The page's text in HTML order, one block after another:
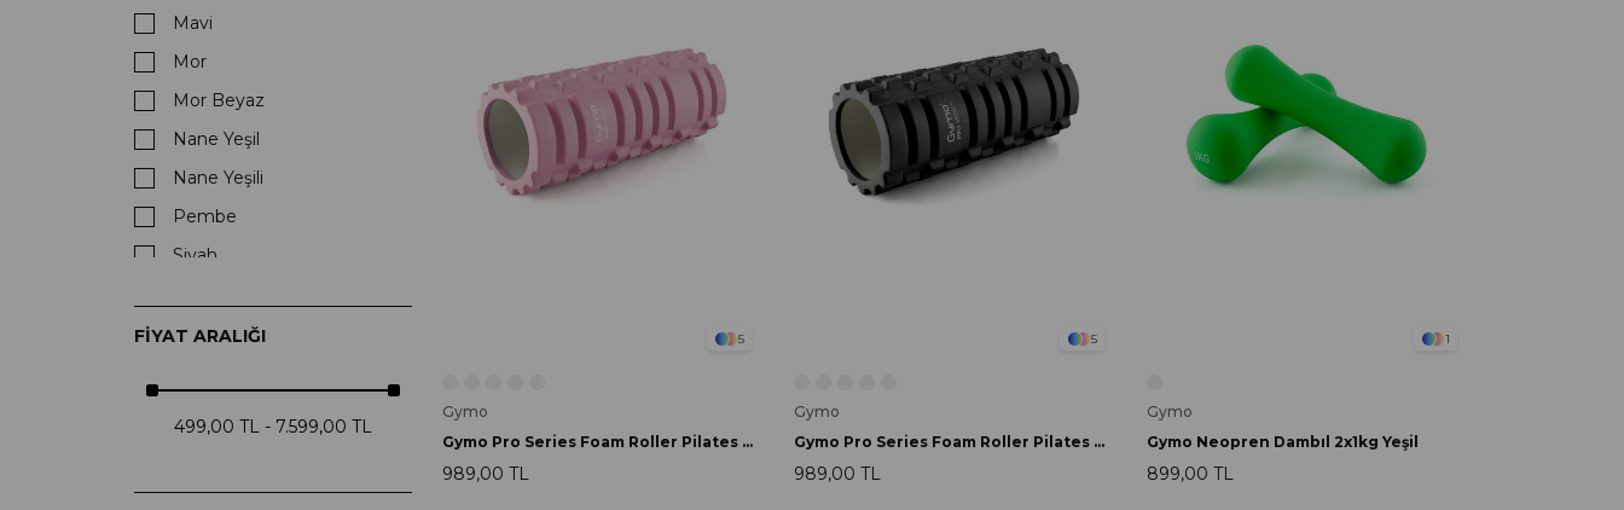
Mavi
Mor
Mor Beyaz
Nane Yeşil
Nane Yeşili
Pembe
Siyah
Toprak
FIYAT ARALIĞI
499,00 TL - 7.599,00 TL
5
Gymo
Gymo Pro Series Foam Roller Pilates Masaj Rulosu Pembe
989,00 TL
5
Gymo
Gymo Pro Series Foam Roller Pilates Masaj Rulosu Siyah
989,00 TL
1
Gymo
Gymo Neopren Dambıl 2x1kg Yeşil
899,00 TL